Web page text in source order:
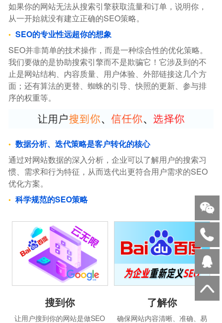
如果你的网站无法从搜索引擎获取流量和订单，说明你，
从一开始就没有建立正确的SEO策略。
SEO的专业性远超你的想象
SEO并非简单的技术操作，而是一种综合性的优化策略。
我们要做的是协助搜索引擎而不是欺骗它！它涉及到的不
止是网站结构、内容质量、用户体验、外部链接这几个方
面；还有算法的更替、蜘蛛的引导、快照的更新、参与排
序的权重等。
数据分析、迭代策略是客户转化的核心
通过对网站数据的深入分析，企业可以了解用户的搜索习
惯、需求和行为特征，从而迭代出更符合用户需求的SEO
优化方案。
科学规范的SEO策略
搜到你
让用户搜到你的网站是做SEO
了解你
确保网站内容清晰、准确、易